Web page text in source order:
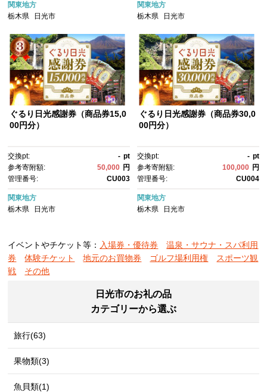
関東地方
栃木県
日光市
関東地方
栃木県
日光市
ぐるり日光感謝券（商品券15,0
00円分）
交換pt: - pt
参考寄附額:
50,000 円
管理番号:
CU003
関東地方
栃木県
日光市
ぐるり日光感謝券（商品券30,0
00円分）
交換pt: - pt
参考寄附額:
100,000 円
管理番号:
CU004
関東地方
栃木県
日光市
イベントやチケット等： 入場券・優待券
温泉・サウナ・スパ利用
券
体験チケット 地元のお買物券 ゴルフ場利用権
スポーツ観
戦
その他
日光市のお礼の品
カテゴリーから選ぶ
旅行(63)
果物類(3)
魚貝類(1)